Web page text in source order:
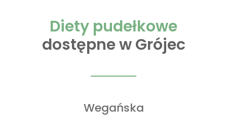
Diety pudełkowe
dostępne w Grójec
Wegańska